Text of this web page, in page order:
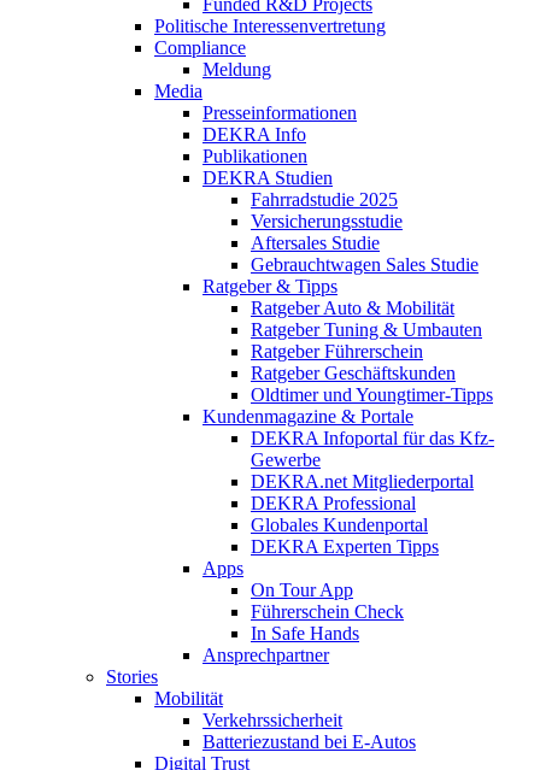
Politische Interessenvertretung
Compliance
Meldung
Media
Presseinformationen
DEKRA Info
Publikationen
DEKRA Studien
Fahrradstudie 2025
Versicherungsstudie
Aftersales Studie
Gebrauchtwagen Sales Studie
Ratgeber & Tipps
Ratgeber Auto & Mobilität
Ratgeber Tuning & Umbauten
Ratgeber Führerschein
Ratgeber Geschäftskunden
Oldtimer und Youngtimer-Tipps
Kundenmagazine & Portale
DEKRA Infoportal für das Kfz-
Gewerbe
DEKRA.net Mitgliederportal
DEKRA Professional
Globales Kundenportal
DEKRA Experten Tipps
Apps
On Tour App
Führerschein Check
In Safe Hands
Ansprechpartner
Stories
Mobilität
Verkehrssicherheit
Batteriezustand bei E-Autos
Digital Trust